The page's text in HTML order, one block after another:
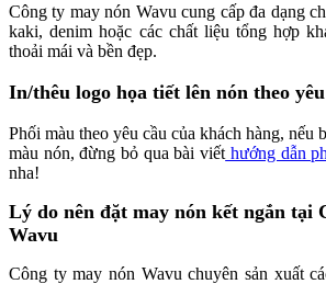
Công ty may nón Wavu cung cấp đa dạng
kaki, denim hoặc các chất liệu tổng hợp
thoải mái và bền đẹp.
In/thêu logo họa tiết lên nón theo
Phối màu theo yêu cầu của khách hàng, nếu
màu nón, đừng bỏ qua bài viết hướng dẫn
nha!
Lý do nên đặt may nón kết ngắn tại
Wavu
Công ty may nón Wavu chuyên sản xuất